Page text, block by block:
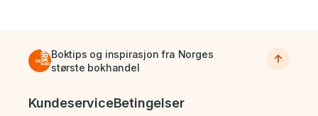
Boktips og inspirasjon fra Norges
største bokhandel
Bunnmeny
KundeserviceBetingelser